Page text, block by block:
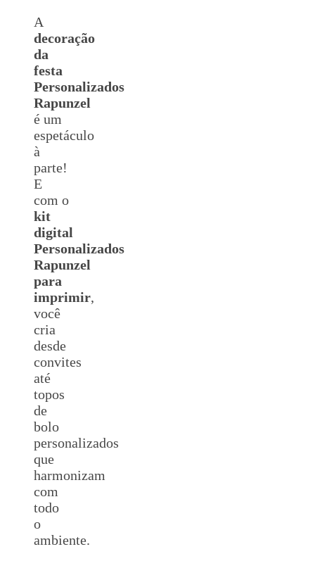
A
decoração
da
festa
Personalizados
Rapunzel
é um
espetáculo
à
parte!
E
com o
kit
digital
Personalizados
Rapunzel
para
imprimir,
você
cria
desde
convites
até
topos
de
bolo
personalizados
que
harmonizam
com
todo
o
ambiente.